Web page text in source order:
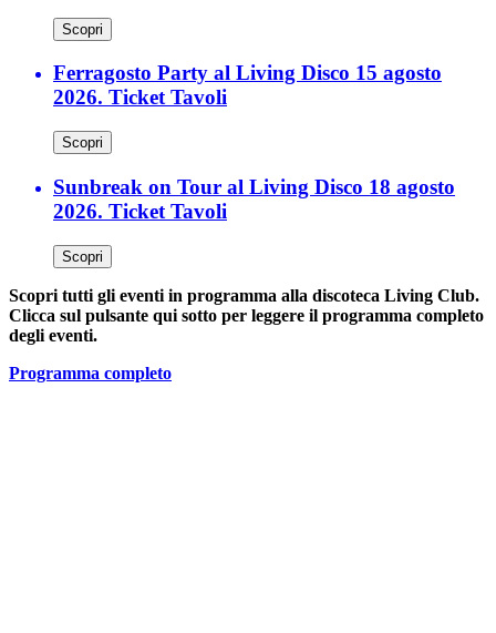
Scopri
Ferragosto Party al Living Disco 15 agosto
2026. Ticket Tavoli
Scopri
Sunbreak on Tour al Living Disco 18 agosto
2026. Ticket Tavoli
Scopri
Scopri tutti gli eventi in programma alla discoteca Living Club.
Clicca sul pulsante qui sotto per leggere il programma completo
degli eventi.
Programma completo